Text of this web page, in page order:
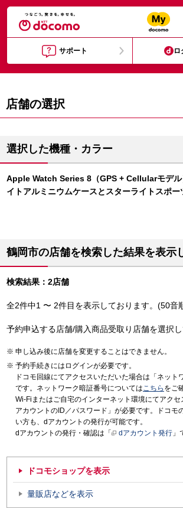
サポート ロ
店舗の選択
選択した機種・カラー
Apple Watch Series 8（GPS + Cellularモデル
イトアルミニウムケースとスターライトスポー
鶴岡市の店舗を検索した結果を表示
検索結果：2店舗
全2件中1 〜 2件目を表示しております。(50音
予約申込する店舗/購入商品受取り店舗を選択し
申し込み後に店舗を変更することはできません。
予約手続きにはログインが必要です。
ドコモ回線にてアクセスいただいた場合は「ネット
です。ネットワーク暗証番号についてはこちら をご
Wi-Fiまたはご自宅のインターネット環境にてアクセ
アカウントのID／パスワード」が必要です。ドコモ
い方も、dアカウントの発行が可能です。
dアカウントの発行・確認は「
dアカウント発行 」
ドコモショップを表示
量販店などを表示